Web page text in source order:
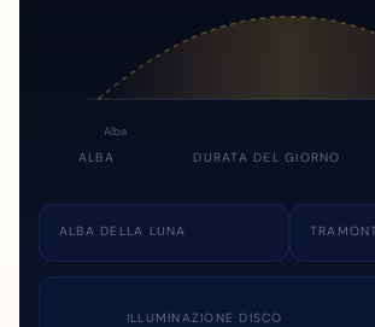
Alba
ALBA DURATA DEL GIORNO
ALBA DELLA LUNA
ILLUMINAZIONE DISCO